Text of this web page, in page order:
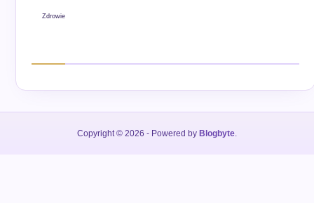
Zdrowie
Copyright © 2026 - Powered by Blogbyte.